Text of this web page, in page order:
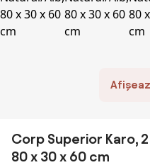
Corp Superior Karo,
80 x 30 x 60 cm